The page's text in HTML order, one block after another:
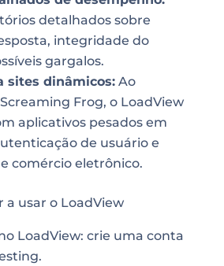
detalhados sobre
integridade do
gargalos.
sites dinâmicos:Ao
Frog, o LoadView
aplicativos pesados em
de usuário e
comércio eletrônico.
a usar o LoadView
LoadView: crie uma conta